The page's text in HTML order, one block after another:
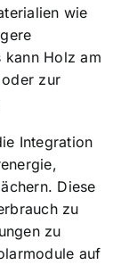
wie
kann Holz am
zur
Integration
Diese
zu
zu
auf